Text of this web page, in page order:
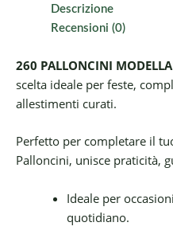
Descrizione
Recensioni (0)
260 PALLONCINI
scelta ideale per feste,
allestimenti curati.
Perfetto per completare il
Palloncini, unisce praticità,
Ideale per
quotidiano.